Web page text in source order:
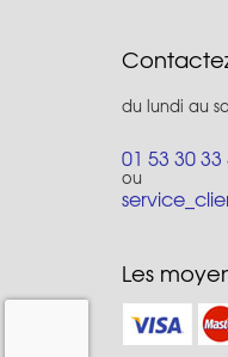
du lundi au
01 53 30 33
ou
Les